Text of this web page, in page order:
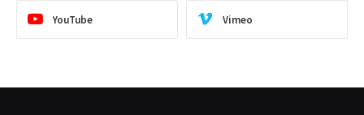
YouTube Vimeo